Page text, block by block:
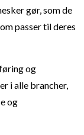
gør, som de
passer til deres
og
i alle brancher,
og